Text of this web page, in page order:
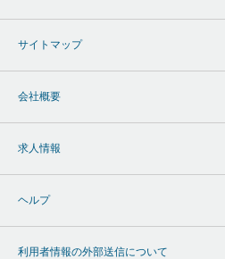
サイトマップ
会社概要
求人情報
ヘルプ
利用者情報の外部送信について